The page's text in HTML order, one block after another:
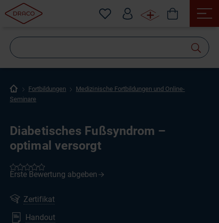
Fortbildungen
Medizinische Fortbildungen und Online-
Seminare
Diabetisches Fußsyndrom –
optimal versorgt
Zertifikat
Handout
suchen